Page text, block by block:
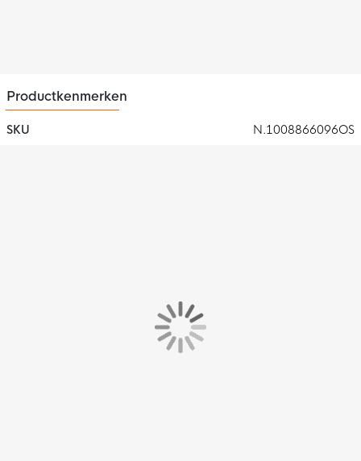
Productkenmerken
SKU N.1008866096OS